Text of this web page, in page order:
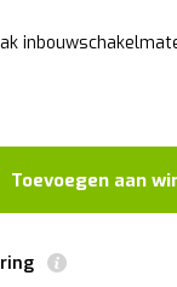
Toevoegen aan